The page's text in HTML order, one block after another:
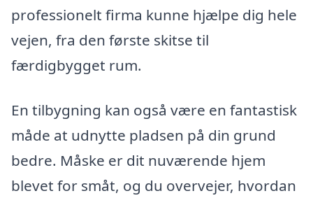
professionelt firma kunne hjælpe dig hele
vejen, fra den første skitse til
færdigbygget rum.
En tilbygning kan også være en fantastisk
måde at udnytte pladsen på din grund
bedre. Måske er dit nuværende hjem
blevet for småt, og du overvejer, hvordan